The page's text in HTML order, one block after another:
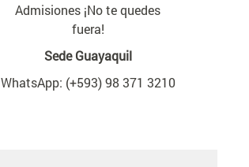
Admisiones ¡No te quedes
fuera!
Sede Guayaquil
WhatsApp: (+593) 98 371 3210